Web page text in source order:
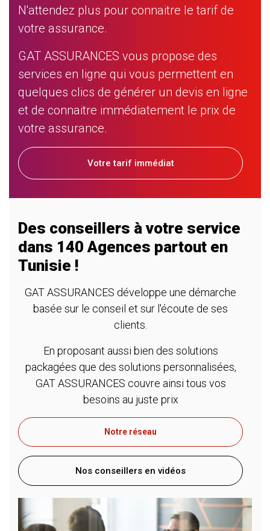
N'attendez plus pour connaitre le tarif de
votre assurance.
GAT ASSURANCES vous propose des
services en ligne qui vous permettent en
quelques clics de générer un devis en ligne
et de connaitre immédiatement le prix de
votre assurance.
Votre tarif immédiat
Des conseillers à votre service
dans 140 Agences partout en
Tunisie !
GAT ASSURANCES développe une démarche
basée sur le conseil et sur l'écoute de ses
clients.
En proposant aussi bien des solutions
packagées que des solutions personnalisées,
GAT ASSURANCES couvre ainsi tous vos
besoins au juste prix
Notre réseau
Nos conseillers en vidéos